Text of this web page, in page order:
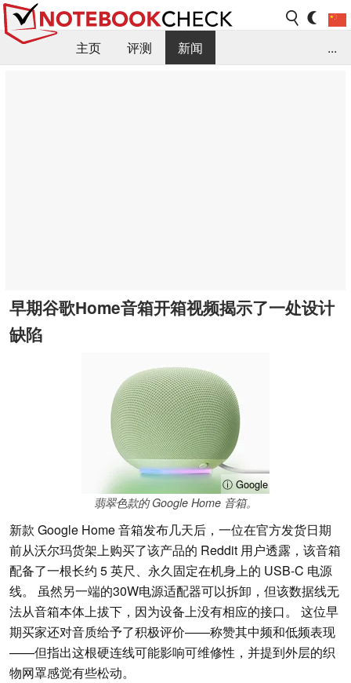
主页 评测
新闻
...
早期谷歌Home音箱开箱视频揭示了一处设计
缺陷
ⓘ Google
翡翠色款的 Google Home 音箱。
新款 Google Home 音箱发布几天后，一位在官方发货日期
前从沃尔玛货架上购买了该产品的 Reddit 用户透露，该音箱
配备了一根长约 5 英尺、永久固定在机身上的 USB-C 电源
线。 虽然另一端的30W电源适配器可以拆卸，但该数据线无
法从音箱本体上拔下，因为设备上没有相应的接口。 这位早
期买家还对音质给予了积极评价——称赞其中频和低频表现
——但指出这根硬连线可能影响可维修性，并提到外层的织
物网罩感觉有些松动。